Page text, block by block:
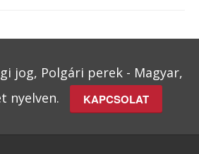
jog, Polgári perek - Magyar,
nyelven.
KAPCSOLAT